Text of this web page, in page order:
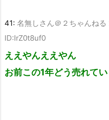
41: 名無しさん＠２ちゃんねる
ID:IrZ0t8uf0
ええやんええやん
お前この1年どう売れてい